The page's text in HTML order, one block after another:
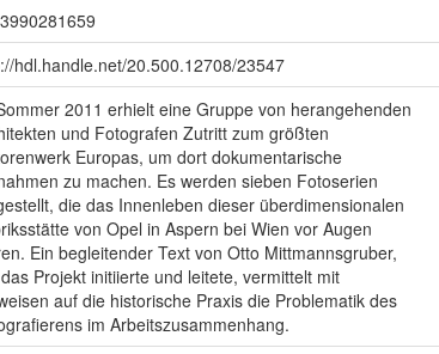
hdl.handle.net/20.500.12708/23547
2011 erhielt eine Gruppe von herangehenden
und Fotografen Zutritt zum größten
Europas, um dort dokumentarische
zu machen. Es werden sieben Fotoserien
die das Innenleben dieser überdimensionalen
von Opel in Aspern bei Wien vor Augen
Ein begleitender Text von Otto Mittmannsgruber,
Projekt initiierte und leitete, vermittelt mit
auf die historische Praxis die Problematik des
im Arbeitszusammenhang.